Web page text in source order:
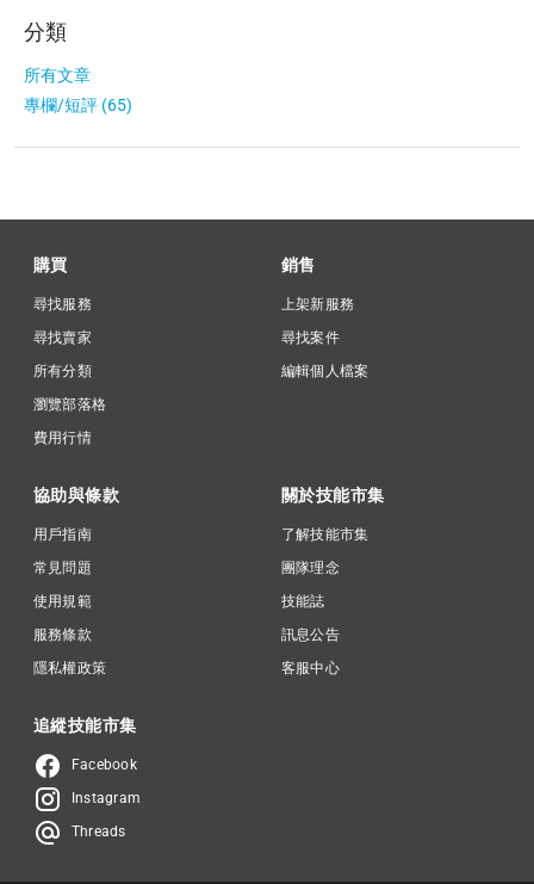
分類
所有文章
專欄/短評 (65)
購買
尋找服務
尋找賣家
所有分類
瀏覽部落格
費用行情
銷售
上架新服務
尋找案件
編輯個人檔案
協助與條款
用戶指南
常見問題
使用規範
服務條款
隱私權政策
關於技能市集
了解技能市集
團隊理念
技能誌
訊息公告
客服中心
追縱技能市集
Facebook
Instagram
Threads